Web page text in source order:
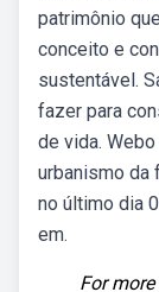
patrimônio
conceito e
sustentável.
fazer para
de vida.
urbanismo da
no último dia
em.
For